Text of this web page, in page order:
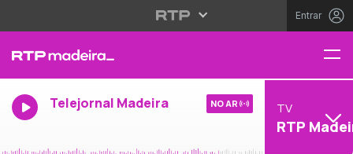
Entrar
Telejornal Madeira NO AR TV
RTP